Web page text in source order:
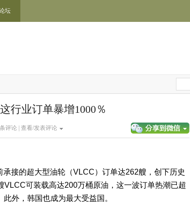
坛
行业订单暴增1000％
条评论 | 查看/发表评论
接的超大型油轮（VLCC）订单达262艘，创下历史
可装载高达200万桶原油，这一波订单热潮已超
外，韩国也成为最大受益国。